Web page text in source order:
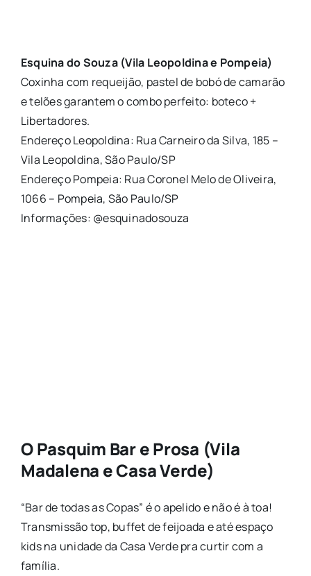
Esquina do Souza (Vila Leopoldina e Pompeia)
Coxinha com requeijão, pastel de bobó de camarão
e telões garantem o combo perfeito: boteco +
Libertadores.
Endereço Leopoldina: Rua Carneiro da Silva, 185 –
Vila Leopoldina, São Paulo/SP
Endereço Pompeia: Rua Coronel Melo de Oliveira,
1066 – Pompeia, São Paulo/SP
Informações: @esquinadosouza
O Pasquim Bar e Prosa (Vila
Madalena e Casa Verde)
“Bar de todas as Copas” é o apelido e não é à toa!
Transmissão top, buffet de feijoada e até espaço
kids na unidade da Casa Verde pra curtir com a
família.